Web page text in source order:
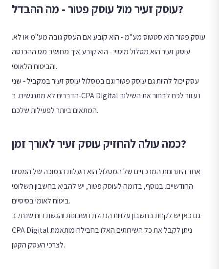
עוסק זעיר מול עוסק פטור - מה ההבדל?
עוסק פטור הוא סטטוס מע"מ - הוא קובע אם העסק גובה מע"מ או לא.
עוסק זעיר הוא מסלול מיסויי - הוא קובע איך מחושב מס ההכנסה
והביטוח הלאומי.
עסק יכול להיות גם עוסק פטור וגם במסלול עוסק זעיר במקביל - שני
הדברים לא מתנגשים. ב-CPA Digital נעזור לכם לבחור את השילוב
המתאים ביותר לפעילות שלכם.
כמה עולה להחזיק עוסק זעיר לאורך זמן?
אחד היתרונות המרכזיים של המסלול הוא העלות הנמוכה של המסים
החודשיים. בנוסף, בדומה לעוסק פטור, יש להביא בחשבון תשלומי
ביטוח לאומי בסיסיים.
גם כאן יש לקחת בחשבון עלויות הנהלת חשבונות והגשת דוח שנתי. ב-
CPA Digital ניתן לקבל את כל השירותים האלו בחבילה מותאמת
לצרכי העסק הקטן.